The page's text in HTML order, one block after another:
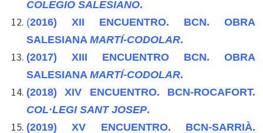
COLEGIO SALESIANO.
(2016)
XII ENCUENTRO. BCN. OBRA
SALESIANA MARTÍ-CODOLAR.
(2017)
XIII ENCUENTRO BCN. OBRA
SALESIANA MARTÍ-CODOLAR.
(2018)XIV ENCUENTRO. BCN-ROCAFORT.
COL·LEGI SANT JOSEP.
(2019)
XV ENCUENTRO. BCN-SARRIÀ.